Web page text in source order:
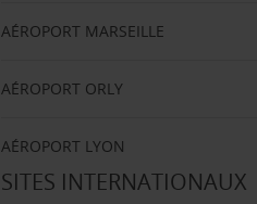
AÉROPORT MARSEILLE
AÉROPORT ORLY
AÉROPORT LYON
SITES INTERNATIONAUX